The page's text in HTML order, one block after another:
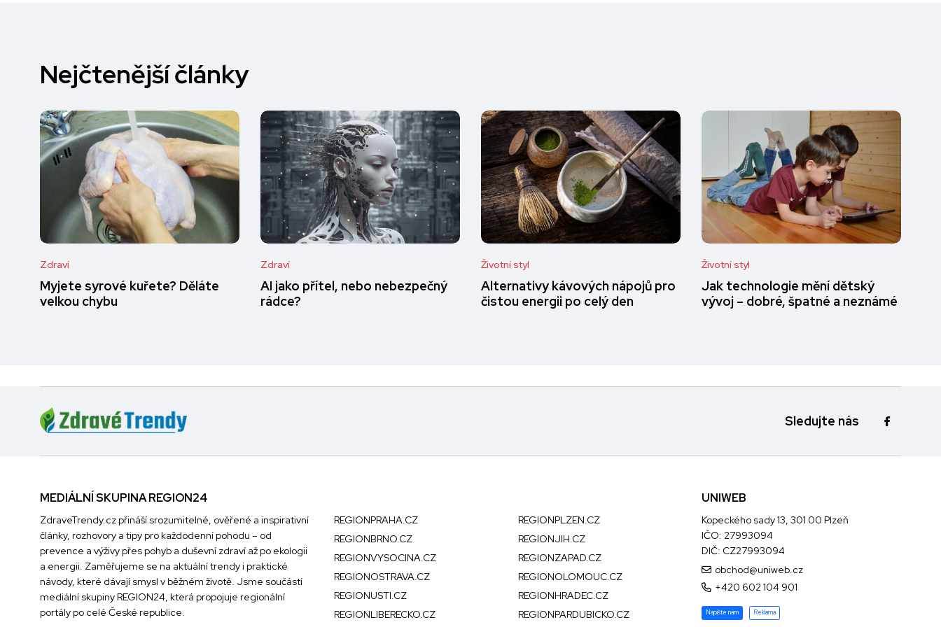
Nejčtenější články
Zdraví
Myjete syrové kuřete? Děláte
velkou chybu
Zdraví
AI jako přítel, nebo nebezpečný
rádce?
Životní styl
Alternativy kávových nápojů pro
čistou energii po celý den
Životní styl
Jak technologie mění dětský
vývoj – dobré, špatné a neznámé
Sledujte nás
MEDIÁLNÍ SKUPINA REGION24
ZdraveTrendy.cz přináší srozumitelné, ověřené a inspirativní
články, rozhovory a tipy pro každodenní pohodu – od
prevence a výživy přes pohyb a duševní zdraví až po ekologii
a energii. Zaměřujeme se na aktuální trendy i praktické
návody, které dávají smysl v běžném životě. Jsme součástí
mediální skupinyREGION24, která propojuje regionální
portály po celé České republice.
REGIONPRAHA.CZ
REGIONPLZEN.CZ
REGIONBRNO.CZ
REGIONJIH.CZ
REGIONVYSOCINA.CZ
REGIONZAPAD.CZ
REGIONOSTRAVA.CZ
REGIONOLOMOUC.CZ
REGIONUSTI.CZ
REGIONHRADEC.CZ
REGIONLIBERECKO.CZ
REGIONPARDUBICKO.CZ
UNIWEB
Kopeckého sady 13, 301 00 Plzeň
IČO: 27993094
DIČ: CZ27993094
obchod@uniweb.cz
+420 602 104 901
Napište nám Reklama